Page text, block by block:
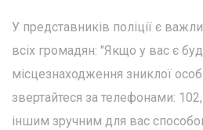
У представників поліції є
всіх громадян: "Якщо у вас є
місцезнаходження зниклої
звертайтеся за телефонами:
іншим зручним для вас